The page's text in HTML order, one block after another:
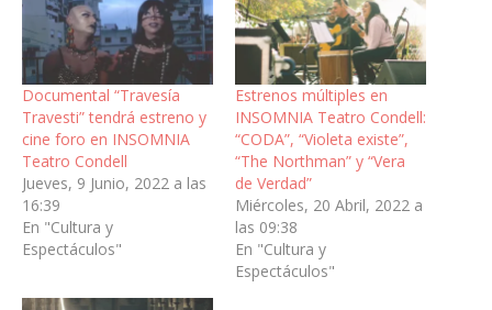
Documental “Travesía
Travesti” tendrá estreno y
cine foro en INSOMNIA
Teatro Condell
Jueves, 9 Junio, 2022 a las
16:39
En "Cultura y
Espectáculos"
Estrenos múltiples en
INSOMNIA Teatro Condell:
“CODA”, “Violeta existe”,
“The Northman” y “Vera
de Verdad”
Miércoles, 20 Abril, 2022 a
las 09:38
En "Cultura y
Espectáculos"